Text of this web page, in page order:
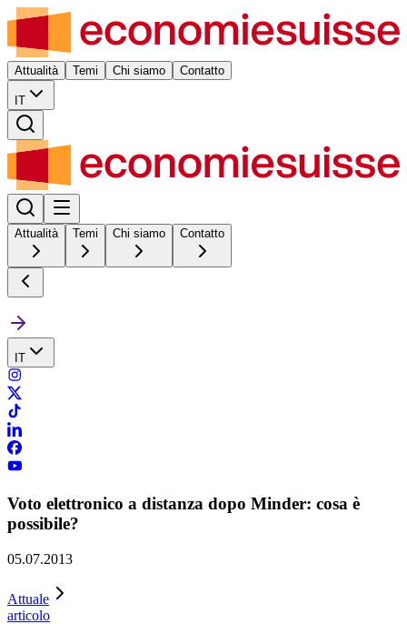
Attualità Temi Chi siamo Contatto
IT
Attualità Temi Chi siamo Contatto
IT
Voto elettronico a distanza dopo Minder: cosa è
possibile?
05.07.2013
Attuale
articolo